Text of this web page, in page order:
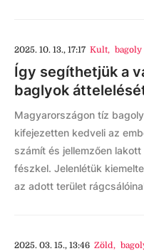
2025. 10. 13., 17:17 Kult, bagoly
Így segíthetjük a
baglyok
Magyarországon tíz
kifejezetten kedveli az
számít és jellemzően
fészkel. Jelenlétük
az adott terület
2025. 03. 15., 13:46 Zöld,